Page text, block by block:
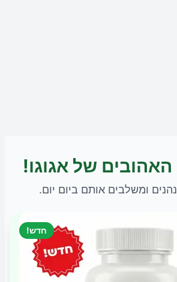
של אגוגו!
ומשלבים אותם ביום יום.
חדש!